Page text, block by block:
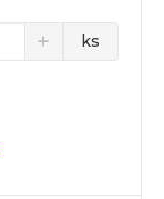
ks